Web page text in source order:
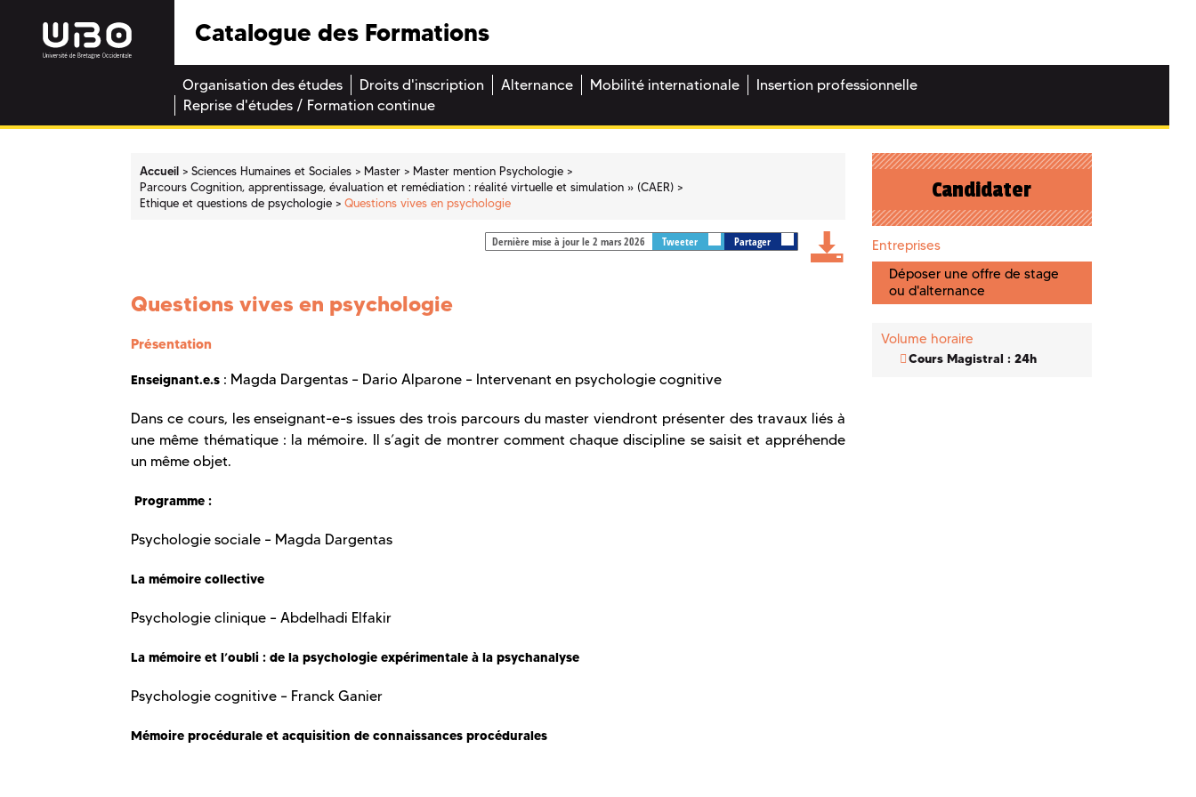
Catalogue des Formations
Organisation des études Droits d'inscription Alternance Mobilité internationale
Insertion professionnelle
Reprise d'études / Formation continue
Accueil Sciences Humaines et Sociales Master
Master mention Psychologie
Parcours Cognition, apprentissage, évaluation et remédiation : réalité virtuelle et simulation » (CAER)
Ethique et questions de psychologie
Questions vives en psychologie
Dernière mise à jour le 2 mars 2026 Tweeter Partager
Questions vives en psychologie
Présentation
Enseignant.e.s : Magda Dargentas – Dario Alparone – Intervenant en psychologie cognitive
Dans ce cours, les enseignant-e-s issues des trois parcours du master viendront présenter des travaux liés à
une même thématique : la mémoire. Il s’agit de montrer comment chaque discipline se saisit et appréhende
un même objet.
Programme :
Psychologie sociale – Magda Dargentas
La mémoire collective
Psychologie clinique – Abdelhadi Elfakir
La mémoire et l’oubli : de la psychologie expérimentale à la psychanalyse
Psychologie cognitive – Franck Ganier
Mémoire procédurale et acquisition de connaissances procédurales
Candidater
Entreprises
Déposer une offre de stage
ou d'alternance
Volume horaire
Cours Magistral : 24h